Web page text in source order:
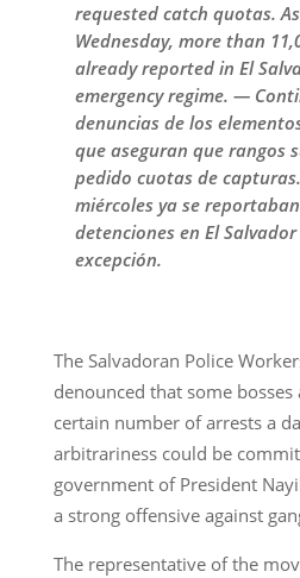
requested catch quotas.
Wednesday, more than
already reported in El
emergency regime. —
denuncias de los
que aseguran que rangos
pedido cuotas de
miércoles ya se
detenciones en El
excepción.
The Salvadoran Police
denounced that some bosses
certain number of arrests a
arbitrariness could be
government of President
a strong offensive against
The representative of the